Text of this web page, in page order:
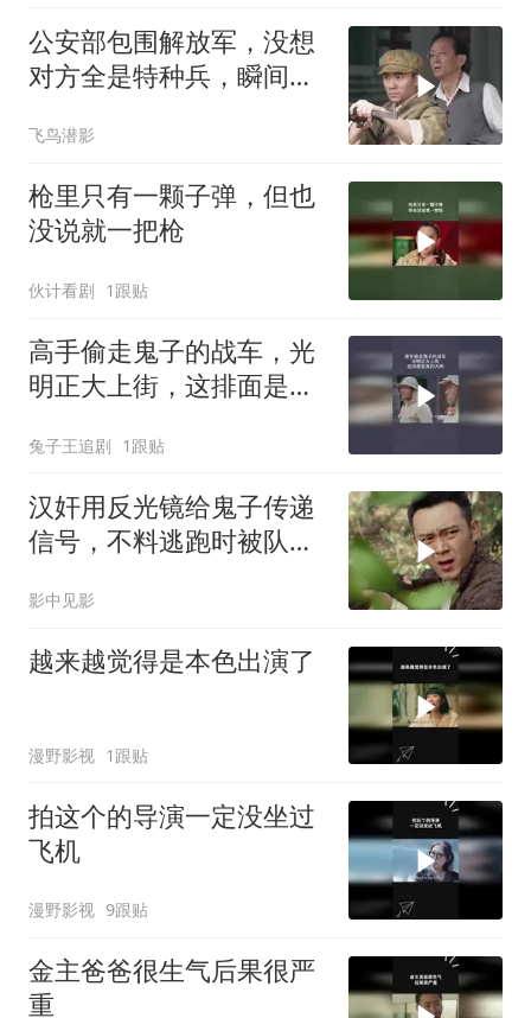
公安部包围解放军，没想
对方全是特种兵，瞬间拿
飞鸟潜影
枪里只有一颗子弹，但也
没说就一把枪
伙计看剧 1跟贴
高手偷走鬼子的战车，光
明正大上街，这排面是真
兔子王追剧 1跟贴
汉奸用反光镜给鬼子传递
信号，不料逃跑时被队长
影中见影
越来越觉得是本色出演了
漫野影视 1跟贴
拍这个的导演一定没坐过
飞机
漫野影视 9跟贴
金主爸爸很生气后果很严
重